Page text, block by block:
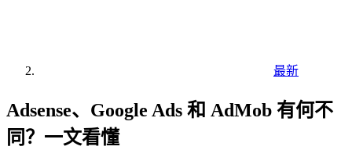
最新
Adsense、Google Ads 和 AdMob 有何不
同？一文看懂